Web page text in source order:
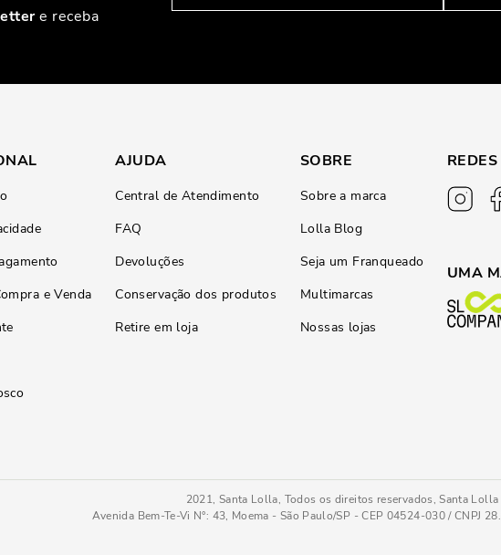
e receba
e Venda
AJUDA
Central de Atendimento
FAQ
Devoluções
Conservação dos produtos
Retire em loja
SOBRE
Sobre a marca
Lolla Blog
Seja um Franqueado
Multimarcas
Nossas lojas
UMA
2021, Santa Lolla, Todos os direitos reservados, Santa Lolla
Avenida Bem-Te-Vi N°: 43, Moema - São Paulo/SP - CEP 04524-030 / CNPJ